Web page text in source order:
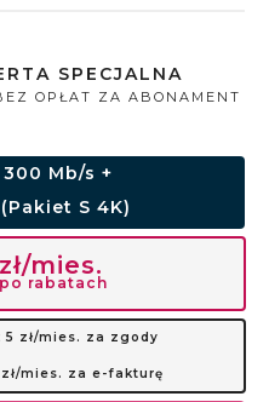
SPECJALNA
OPŁAT ZA ABONAMENT
Mb/s +
S 4K)
zł/mies.
po rabatach
zł/mies. za zgody
mies. za e-fakturę